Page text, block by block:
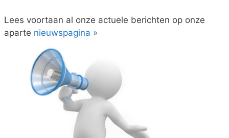
Lees voortaan al onze actuele berichten op onze
aparte nieuwspagina »